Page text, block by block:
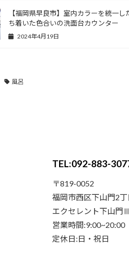
【福岡県早良市】室内カラーを統一し
ち着いた色合いの洗面台カウンター
2024年4月19日
風呂
TEL:092-883-
〒819-0052
福岡市西区下山門2
エクセレント下山門
営業時間:9:00~20:00
定休日:日・祝日